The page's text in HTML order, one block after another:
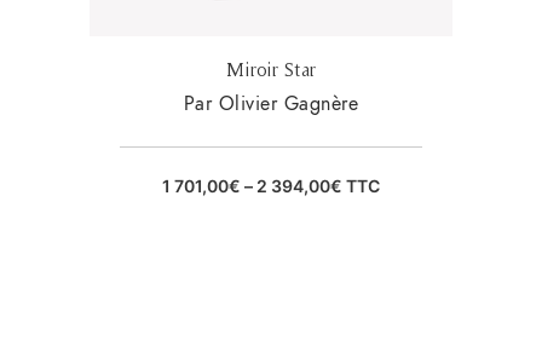
Miroir Star
Par Olivier Gagnère
1 701,00€ – 2 394,00€ TTC